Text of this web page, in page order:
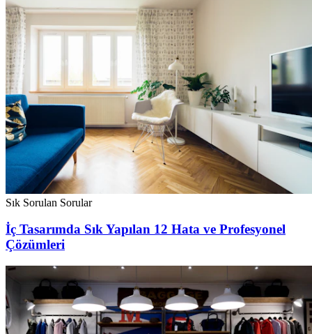
Sık Sorulan Sorular
İç Tasarımda Sık Yapılan 12 Hata ve Profesyonel
Çözümleri